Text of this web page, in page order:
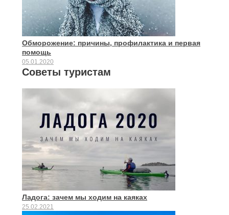
Обморожение: причины, профилактика и первая
помощь
05.01.2020
Советы туристам
Ладога: зачем мы ходим на каяках
25.02.2021